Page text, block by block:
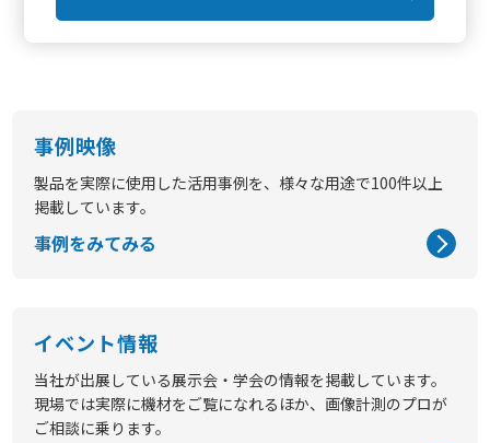
事例映像
製品を実際に使用した活用事例を、様々な用途で100件以上
掲載しています。
事例をみてみる
イベント情報
当社が出展している展示会・学会の情報を掲載しています。
現場では実際に機材をご覧になれるほか、画像計測のプロが
ご相談に乗ります。